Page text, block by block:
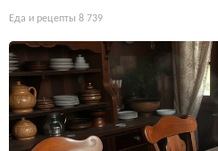
Еда и рецепты 8 739